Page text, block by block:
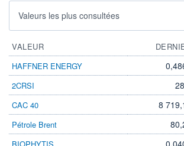
Valeurs les plus consultées
VALEUR
HAFFNER ENERGY
2CRSI
CAC 40 8
Pétrole Brent